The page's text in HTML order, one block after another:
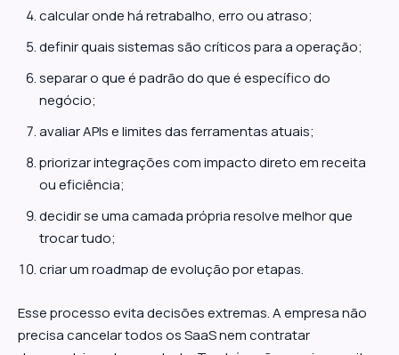
calcular onde há retrabalho, erro ou atraso;
definir quais sistemas são críticos para a operação;
separar o que é padrão do que é específico do
negócio;
avaliar APIs e limites das ferramentas atuais;
priorizar integrações com impacto direto em receita
ou eficiência;
decidir se uma camada própria resolve melhor que
trocar tudo;
criar um roadmap de evolução por etapas.
Esse processo evita decisões extremas. A empresa não
precisa cancelar todos os SaaS nem contratar